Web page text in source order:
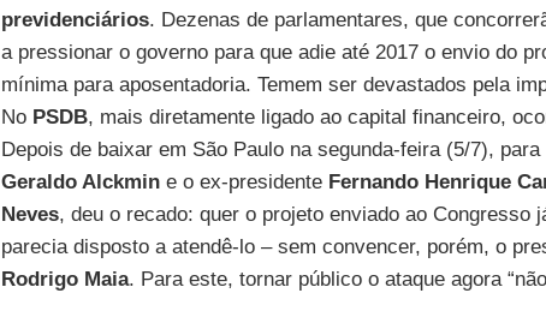
previdenciários. Dezenas de parlamentares, que
a pressionar o governo para que adie até 2017 o envio do
mínima para aposentadoria. Temem ser devastados pela
No PSDB, mais diretamente ligado ao capital financeiro,
Depois de baixar em São Paulo na segunda-feira (5/7),
Geraldo Alckmine o ex-presidente Fernando Henrique
Neves, deu o recado: quer o projeto enviado ao Congresso
parecia disposto a atendê-lo – sem convencer, porém, o
Rodrigo Maia. Para este, tornar público o ataque agora